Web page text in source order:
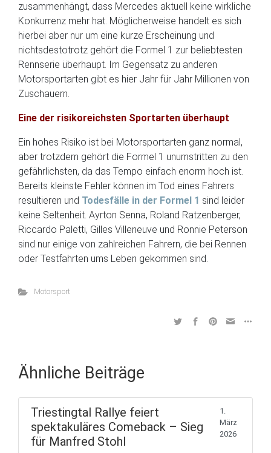
zusammenhängt, dass Mercedes aktuell keine wirkliche
Konkurrenz mehr hat. Möglicherweise handelt es sich
hierbei aber nur um eine kurze Erscheinung und
nichtsdestotrotz gehört die Formel 1 zur beliebtesten
Rennserie überhaupt. Im Gegensatz zu anderen
Motorsportarten gibt es hier Jahr für Jahr Millionen von
Zuschauern.
Eine der risikoreichsten Sportarten überhaupt
Ein hohes Risiko ist bei Motorsportarten ganz normal,
aber trotzdem gehört die Formel 1 unumstritten zu den
gefährlichsten, da das Tempo einfach enorm hoch ist.
Bereits kleinste Fehler können im Tod eines Fahrers
resultieren und Todesfälle in der Formel 1 sind leider
keine Seltenheit. Ayrton Senna, Roland Ratzenberger,
Riccardo Paletti, Gilles Villeneuve und Ronnie Peterson
sind nur einige von zahlreichen Fahrern, die bei Rennen
oder Testfahrten ums Leben gekommen sind.
Motorsport
Ähnliche Beiträge
Triestingtal Rallye feiert
spektakuläres Comeback – Sieg
für Manfred Stohl
1.
März
2026